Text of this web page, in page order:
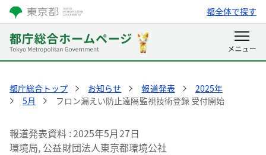
都全体で探す
都庁総合トップ お知らせ 報道発表
2025年
5月
フロン漏えい防止遠隔監視技術登録 受付開始
報道発表資料 2025年5月27日
環境局, 公益財団法人東京都環境公社